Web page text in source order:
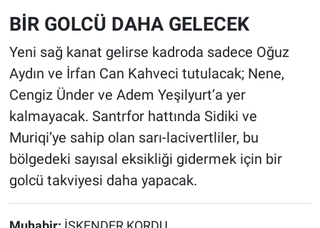
BİR GOLCÜ DAHA GELECEK
Yeni sağ kanat gelirse kadroda sadece Oğuz
Aydın ve İrfan Can Kahveci tutulacak; Nene,
Cengiz Ünder ve Adem Yeşilyurt’a yer
kalmayacak. Santrfor hattında Sidiki ve
Muriqi’ye sahip olan sarı-lacivertliler, bu
bölgedeki sayısal eksikliği gidermek için bir
golcü takviyesi daha yapacak.